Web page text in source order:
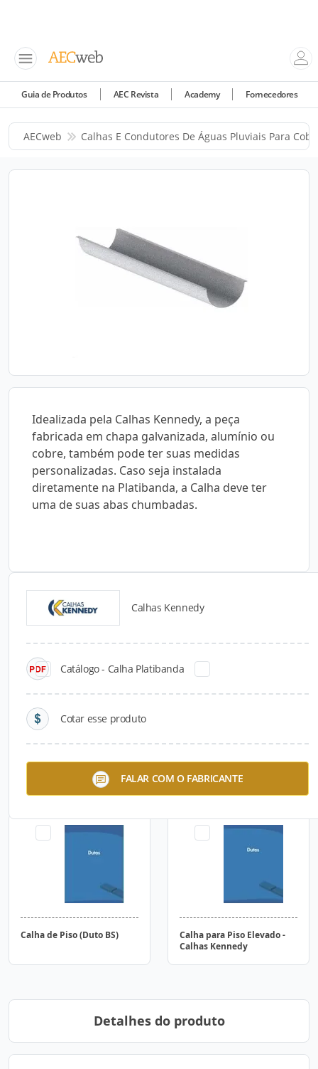
Guia de Produtos AEC Revista Academy Fornecedores
AECweb Calhas E Condutores De Águas Pluviais Para
Idealizada pela Calhas Kennedy, a peça
fabricada em chapa galvanizada, alumínio ou
cobre, também pode ter suas medidas
personalizadas. Caso seja instalada
diretamente na Platibanda, a Calha deve ter
uma de suas abas chumbadas.
Calhas Kennedy
Catálogo - Calha Platibanda
Cotar esse produto
FALAR COM O FABRICANTE
Catálogos para Download
Leito para Cabos - Calhas
Kennedy
Calha de Piso (Duto BS)
Calha para Piso Elevado -
Calhas Kennedy
Detalhes do produto